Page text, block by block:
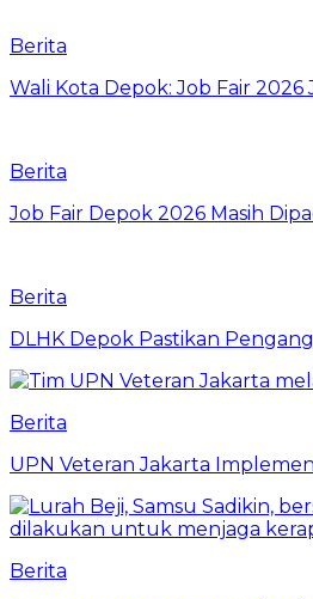
Berita
Wali Kota Depok: Job Fair
Berita
Job Fair Depok 2026 Masih
Berita
DLHK Depok Pastikan
Berita
UPN Veteran Jakarta
Berita